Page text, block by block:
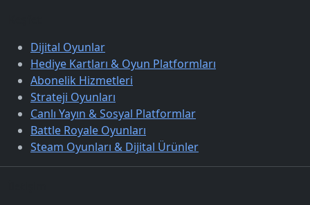
Dijital Oyunlar
Hediye Kartları & Oyun Platformları
Abonelik Hizmetleri
Strateji Oyunları
Canlı Yayın & Sosyal Platformlar
Battle Royale Oyunları
Steam Oyunları & Dijital Ürünler